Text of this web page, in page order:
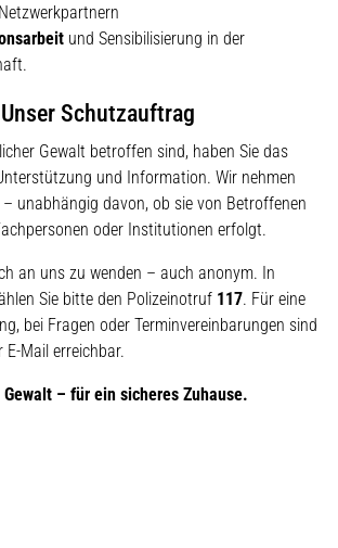
und Sensibilisierung in der
Schutzauftrag
Gewalt betroffen sind, haben Sie das
und Information. Wir nehmen
unabhängig davon, ob sie von Betroffenen
oder Institutionen erfolgt.
an uns zu wenden – auch anonym. In
Sie bitte den Polizeinotruf 117. Für eine
bei Fragen oder Terminvereinbarungen sind
Mail erreichbar.
– für ein sicheres Zuhause.